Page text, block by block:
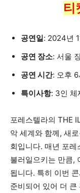
티
공연일: 2024년
공연 장소: 서울
공연 시간: 오후
특이사항: 3인 체
포레스텔라의 THE
악 세계와 함께, 새
회입니다. 매년 포
불러일으키는 만큼,
됩니다. 특히 이번
준비되어 있어 더